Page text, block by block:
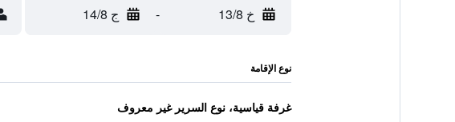
خ 13/8 - ج 14/8
نوع الإقامة
غرفة قياسية، نوع السرير غير معروف